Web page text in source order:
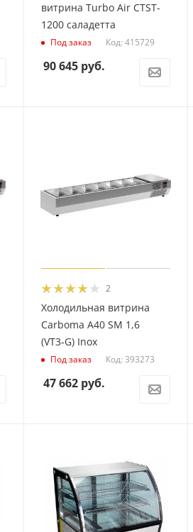
витрина Turbo Air CTST-
1200 саладетта
Под заказ Код: 415729
90 645руб.
2
Холодильная витрина
Carboma A40 SM 1,6
(VT3‑G) Inox
Под заказ Код: 393273
47 662руб.